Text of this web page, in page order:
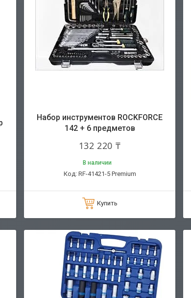
Набор инструментов ROCKFORCE
142 + 6 предметов
132 220 ₸
В наличии
RF-41421-5 Premium
Купить